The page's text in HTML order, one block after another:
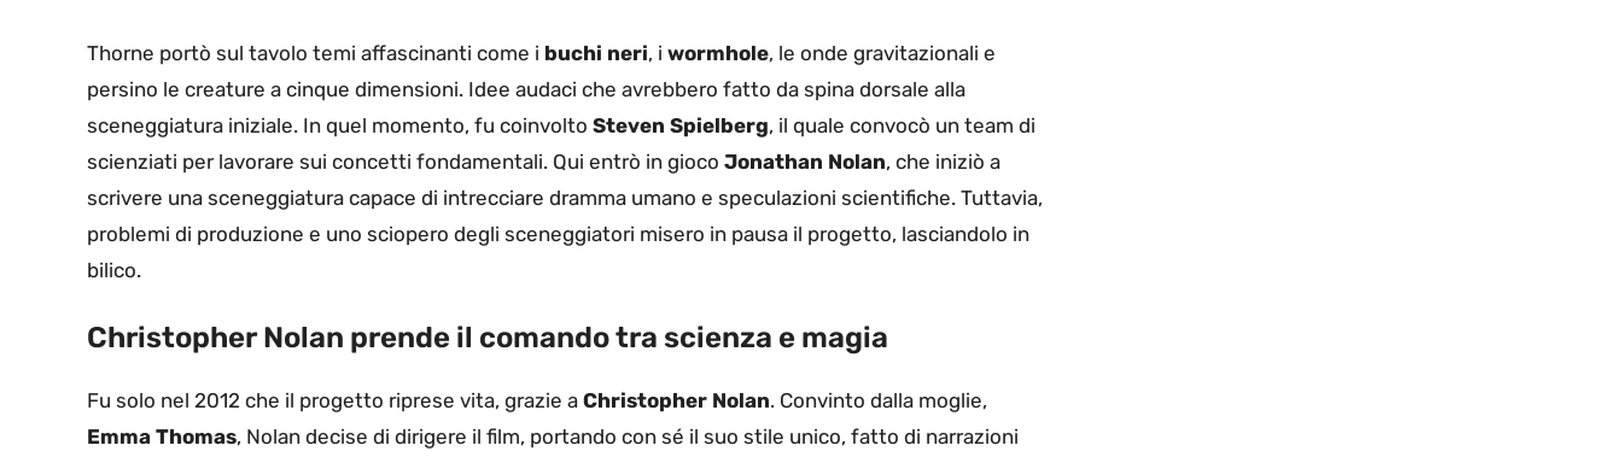
Thorne portò sul tavolo temi affascinanti come i buchi neri, i wormhole, le onde gravitazionali e
persino le creature a cinque dimensioni. Idee audaci che avrebbero fatto da spina dorsale alla
sceneggiatura iniziale. In quel momento, fu coinvolto Steven Spielberg, il quale convocò un team di
scienziati per lavorare sui concetti fondamentali. Qui entrò in gioco Jonathan Nolan, che iniziò a
scrivere una sceneggiatura capace di intrecciare dramma umano e speculazioni scientifiche. Tuttavia,
problemi di produzione e uno sciopero degli sceneggiatori misero in pausa il progetto, lasciandolo in
bilico.
Christopher Nolan prende il comando tra scienza e magia
Fu solo nel 2012 che il progetto riprese vita, grazie a Christopher Nolan. Convinto dalla moglie,
Emma Thomas, Nolan decise di dirigere il film, portando con sé il suo stile unico, fatto di narrazioni